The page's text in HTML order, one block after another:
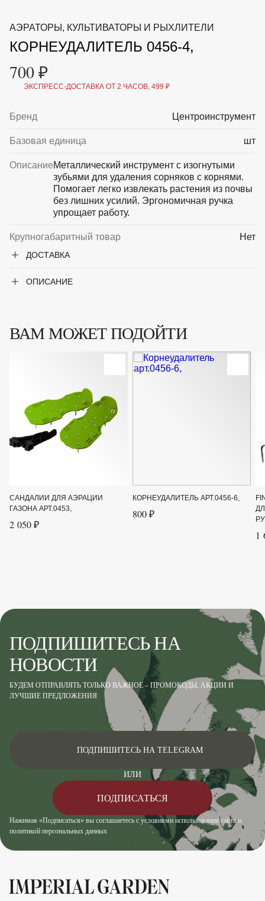
МАЛАЯ МЕХАНИЗАЦИЯ
ОТПУГИВАТЕЛИ ОТ ПТИЦ, НАСЕКОМЫХ И
ГРЫЗУНОВ
САДОВАЯ ОДЕЖДА И ОБУВЬ
САДОВЫЙ ИНСТРУМЕНТ
СЕМЕНА
СРЕДСТВА ЗАЩИТЫ РАСТЕНИЙ И УДОБРЕНИЯ
ТОВАРЫ ДЛЯ ПОЛИВА
ТОВАРЫ И АПТЕКА ДЛЯ ПРУДА
Новинки Акции
УХОД
+7 (495) 197 87
87
АЭРАТОРЫ, КУЛЬТИВАТОРЫ И РЫХЛИТЕЛИ
КОРНЕУДАЛИТЕЛЬ 0456-4,
700 ₽
ЭКСПРЕСС-ДОСТАВКА ОТ 2 ЧАСОВ, 499 ₽
Бренд Центроинструмент
Базовая единица шт
ОписаниеМеталлический инструмент с изогнутыми
зубьями для удаления сорняков с корнями.
Помогает легко извлекать растения из почвы
без лишних усилий. Эргономичная ручка
упрощает работу.
Крупногабаритный товар Нет
ДОСТАВКА
ОПИСАНИЕ
ВАМ МОЖЕТ ПОДОЙТИ
САНДАЛИИ ДЛЯ АЭРАЦИИ
ГАЗОНА АРТ.0453,
2 050 ₽
КОРНЕУДАЛИТЕЛЬ АРТ.0456-6,
800 ₽
1
ПОДПИШИТЕСЬ НА
НОВОСТИ
БУДЕМ ОТПРАВЛЯТЬ ТОЛЬКО ВАЖНОЕ – ПРОМОКОДЫ, АКЦИИ И
ЛУЧШИЕ ПРЕДЛОЖЕНИЯ
Нажимая «Подписаться» вы соглашаетесь с условиями использования сайта и
политикой персональных данных
ПОДПИШИТЕСЬ НА TELEGRAM
ИЛИ
ПОДПИСАТЬСЯ